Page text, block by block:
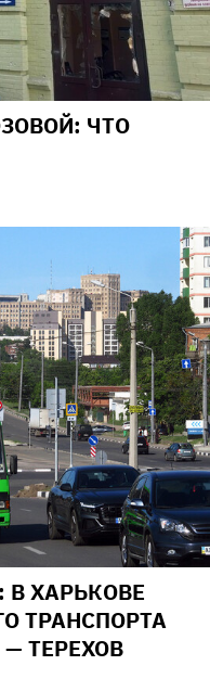
ЧТО
ХАРЬКОВЕ
ТРАНСПОРТА
ТЕРЕХОВ